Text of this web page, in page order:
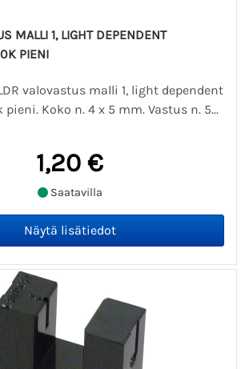
MALLI 1, LIGHT DEPENDENT
PIENI
valovastus malli 1, light dependent
pieni. Koko n. 4 x 5 mm. Vastus n. 5...
1,20 €
Saatavilla